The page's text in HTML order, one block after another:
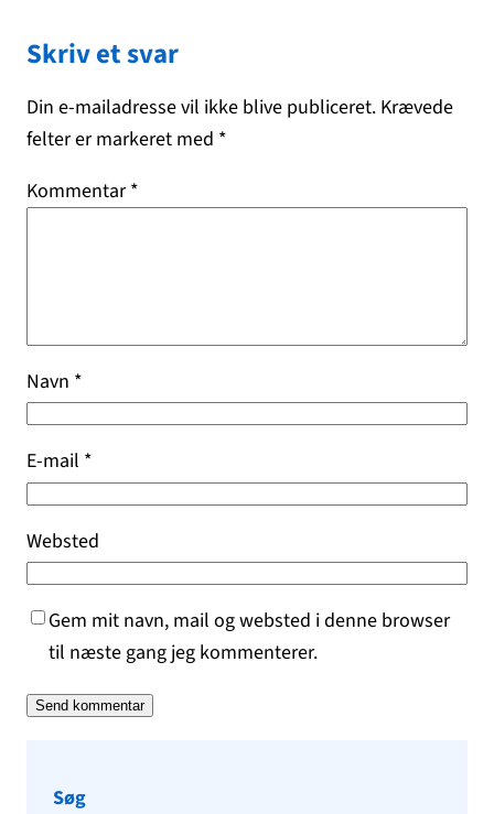
Skriv et svar
Din e-mailadresse vil ikke blive publiceret. Krævede
felter er markeret med *
Kommentar*
Navn *
E-mail *
Websted
Gem mit navn, mail og websted i denne browser
til næste gang jeg kommenterer.
Søg